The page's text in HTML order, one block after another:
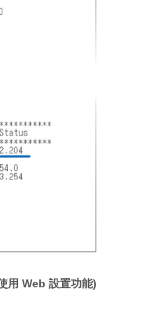
用 Web 設置功能)